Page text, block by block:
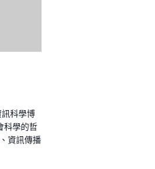
科學博
科學的哲
資訊傳播